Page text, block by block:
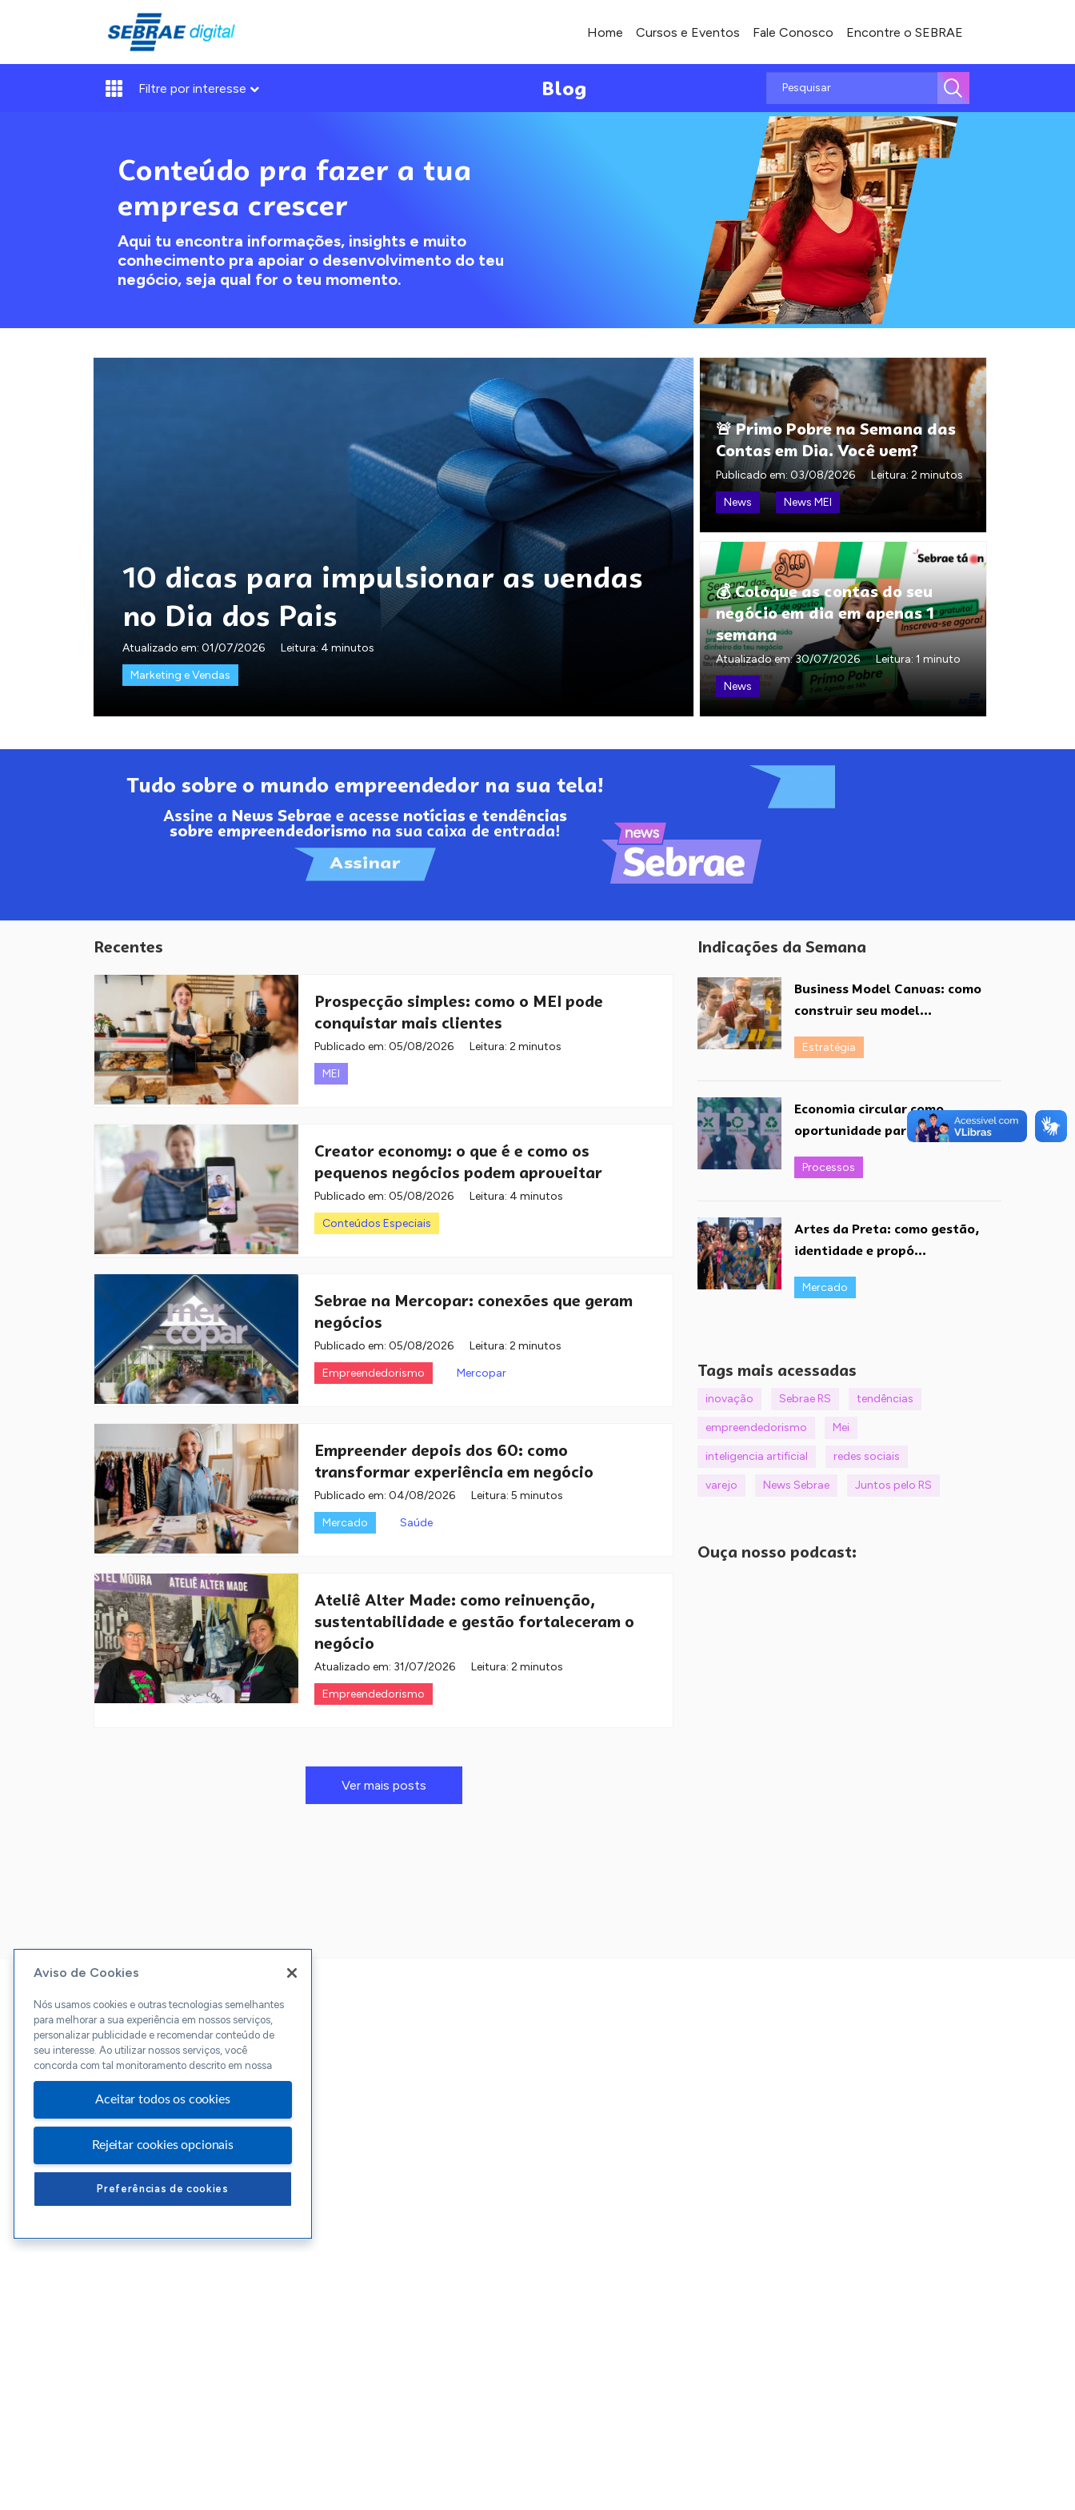
Home Cursos e Eventos Fale Conosco Encontre o SEBRAE
Filtre por interesse Blog
Conteúdo pra fazer a tua
empresa crescer
Aqui tu encontra informações, insights e muito
conhecimento pra apoiar o desenvolvimento do teu
negócio, seja qual for o teu momento.
10 dicas para impulsionar as vendas
no Dia dos Pais
Atualizado em: 01/07/2026
Leitura: 4 minutos
Marketing e Vendas
🚨 Primo Pobre na Semana das
Contas em Dia. Você vem?
Publicado em: 03/08/2026
Leitura: 2 minutos
News
News MEI
💰 Coloque as contas do seu
negócio em dia em apenas 1
semana
Atualizado em:30/07/2026
Leitura: 1 minuto
News
Recentes
Prospecção simples: como o MEI pode
conquistar mais clientes
Publicado em: 05/08/2026
Leitura: 2 minutos
MEI
Creator economy: o que é e como os
pequenos negócios podem aproveitar
Publicado em: 05/08/2026
Leitura: 4 minutos
Conteúdos Especiais
Sebrae na Mercopar: conexões que geram
negócios
Publicado em: 05/08/2026
Leitura: 2 minutos
Empreendedorismo
Mercopar
Empreender depois dos 60: como
transformar experiência em negócio
Publicado em: 04/08/2026
Leitura: 5 minutos
Mercado
Saúde
Ateliê Alter Made: como reinvenção,
sustentabilidade e gestão fortaleceram o
negócio
Atualizado em: 31/07/2026
Leitura: 2 minutos
Empreendedorismo
Ver mais posts
Indicações da Semana
Business Model Canvas: como
construir seu model...
Estratégia
Economia circular como
oportunidade para pequen...
Processos
Artes da Preta: como gestão,
identidade e propó...
Mercado
Tags mais acessadas
inovação Sebrae RS tendências
empreendedorismo Mei
inteligencia artificial redes sociais
varejo News Sebrae Juntos pelo RS
Ouça nosso podcast:
Aviso de Cookies
Nós usamos cookies e outras tecnologias semelhantes
para melhorar a sua experiência em nossos serviços,
personalizar publicidade e recomendar conteúdo de
seu interesse. Ao utilizar nossos serviços, você
concorda com tal monitoramento descrito em nossa
Aceitar todos os cookies
Rejeitar cookies opcionais
Preferências de cookies